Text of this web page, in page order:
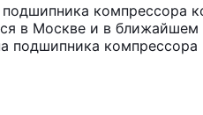
компрессора
в Москве и в
подшипника